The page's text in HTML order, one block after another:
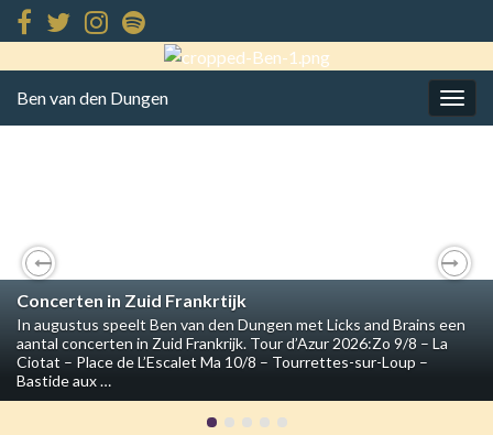
Ben van den Dungen
Concerten in Zuid Frankrtijk
In augustus speelt Ben van den Dungen met Licks and Brains een
aantal concerten in Zuid Frankrijk. Tour d’Azur 2026:Zo 9/8 – La
Ciotat – Place de L’Escalet Ma 10/8 – Tourrettes-sur-Loup –
Bastide aux …
Previous